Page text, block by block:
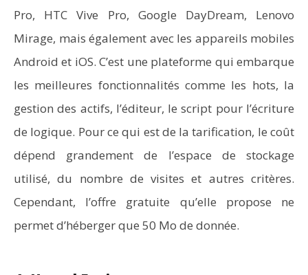
Pro, HTC Vive Pro, Google DayDream, Lenovo
Mirage, mais également avec les appareils mobiles
Android et iOS. C’est une plateforme qui embarque
les meilleures fonctionnalités comme les hots, la
gestion des actifs, l’éditeur, le script pour l’écriture
de logique. Pour ce qui est de la tarification, le coût
dépend grandement de l’espace de stockage
utilisé, du nombre de visites et autres critères.
Cependant, l’offre gratuite qu’elle propose ne
permet d’héberger que 50 Mo de donnée.